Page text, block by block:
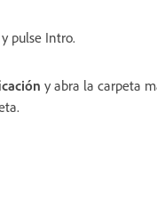
pulse Intro.
y abra la carpeta